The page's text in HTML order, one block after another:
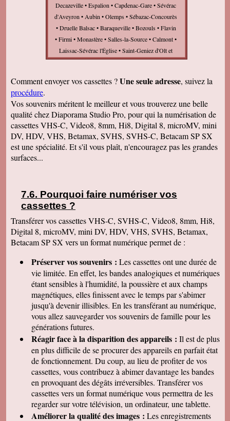
Decazeville • Espalion • Capdenac-Gare • Sévérac
d'Aveyron • Aubin • Olemps • Sébazac-Concourès
• Druelle Balsac • Baraqueville • Bozouls • Flavin
• Firmi • Monastère • Salles-la-Source • Calmont •
Laissac-Sévérac l'Église • Saint-Geniez d'Olt et
d'Aubrac • Cavalerie • Naucelle • Rignac •
Radegonde • Marcillac-Vallon • Montrozier •
Argences en Aubrac • Conques-en-Rouergue •
Valady • Creissels • Bas Ségala • Loubière •
Cransac • Saint-Côme-d'Olt • Montbazens •
Laguiole • Vabres-l'Abbaye • Viviez • Saint-
Christophe-Vallon • Clairvaux-d'Aveyron •
Salles-Curan • Nant • Salvetat-Peyralès •
Comment envoyer vos cassettes ?Une seule adresse, suivez la
procédure.
Vos souvenirs méritent le meilleur et vous trouverez une belle
qualité chez Diaporama Studio Pro, pour qui la numérisation de
cassettes VHS-C, Video8, 8mm, Hi8, Digital 8, microMV, mini
DV, HDV, VHS, Betamax, SVHS, SVHS-C, Betacam SP SX
est une spécialité. Et s'il vous plaît, n'encouragez pas les grandes
surfaces...
Pourquoi faire numériser vos
cassettes ?
Transférer vos cassettes VHS-C, SVHS-C, Video8, 8mm, Hi8,
Digital 8, microMV, mini DV, HDV, VHS, SVHS, Betamax,
Betacam SP SX vers un format numérique permet de :
Préserver vos souvenirs : Les cassettes ont une durée de
vie limitée. En effet, les bandes analogiques et numériques
étant sensibles à l'humidité, la poussière et aux champs
magnétiques, elles finissent avec le temps par s'abimer
jusqu'à devenir illisibles. En lestransférant au numérique,
vous allez sauvegarder vos souvenirs de famille pour les
générations futures.
Réagir face à la disparition des appareils : Il est de plus
en plus difficile de se procurer des appareils en parfait état
de fonctionnement. Du coup, au lieu de profiter de vos
cassettes, vous contribuez à abimer davantage les bandes
en provoquant des dégâts irréversibles. Transférer vos
cassettes vers un format numérique vous permettra de les
regarder sur votre télévision, un ordinateur, une tablette.
Améliorer la qualité des images : Les enregistrements